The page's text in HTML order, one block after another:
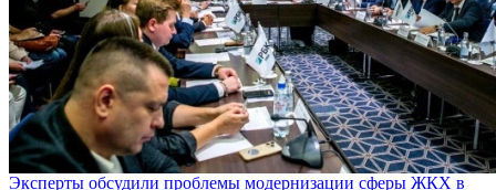
Эксперты обсудили проблемы модернизации сферы ЖКХ в